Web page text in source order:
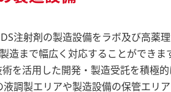
注射剤の製造設備をラボ及び高薬
造まで幅広く対応することができ
を活用した開発・製造受託を積極
調製エリアや製造設備の保管エリ